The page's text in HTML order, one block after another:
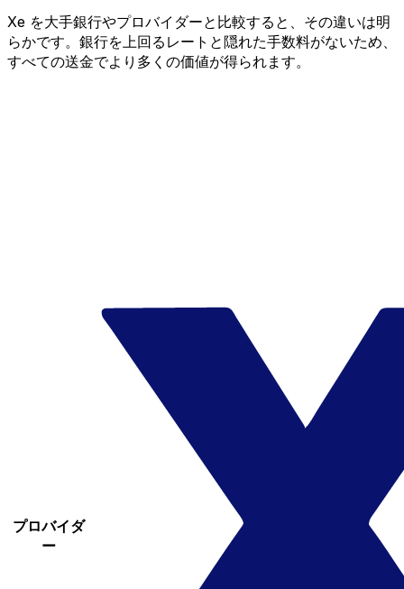
Xe を大手銀行やプロバイダーと比較すると、その違いは明
らかです。銀行を上回るレートと隠れた手数料がないため、
すべての送金でより多くの価値が得られます。
プロバイダ
ー